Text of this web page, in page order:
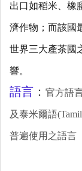
出口如稻米、橡
濟作物；而該國
世界三大產茶國
響。
語言 ： 官方語
及泰米爾語
普遍使用之語言